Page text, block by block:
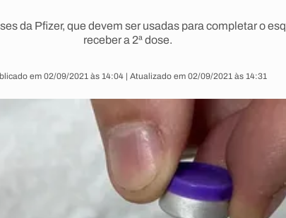
da Pfizer, que devem ser usadas para completar o
receber a 2ª dose.
em 02/09/2021 às 14:04 | Atualizado em 02/09/2021 às 14:31